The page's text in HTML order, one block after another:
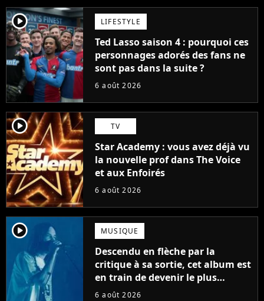
player2 LIFESTYLE
Ted Lasso saison 4 : pourquoi ces
personnages adorés des fans ne
sont pas dans la suite ?
6 août 2026
player2 TV
Star Academy : vous avez déjà vu
la nouvelle prof dans The Voice
et aux Enfoirés
6 août 2026
player2 MUSIQUE
Descendu en flèche par la
critique à sa sortie, cet album est
en train de devenir le plus
populaire de son auteur
6 août 2026